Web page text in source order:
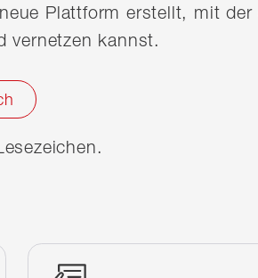
Plattform erstellt, mit
vernetzen kannst.